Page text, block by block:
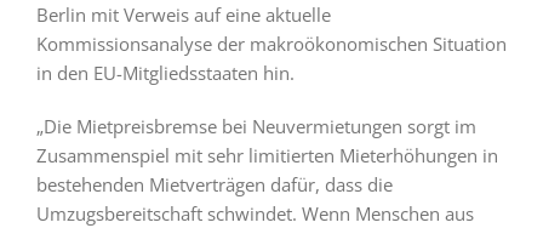
Berlin mit Verweis auf eine aktuelle
Kommissionsanalyse der makroökonomischen Situation
in den EU-Mitgliedsstaaten hin.
„Die Mietpreisbremse bei Neuvermietungen sorgt im
Zusammenspiel mit sehr limitierten Mieterhöhungen in
bestehenden Mietverträgen dafür, dass die
Umzugsbereitschaft schwindet. Wenn Menschen aus